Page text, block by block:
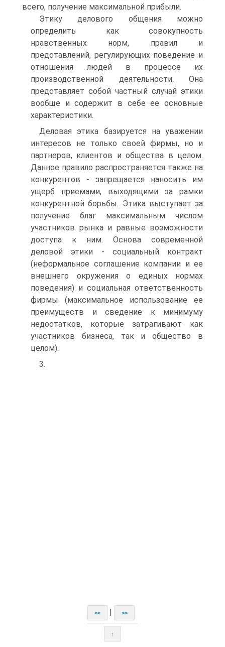
всего, получение максимальной прибыли.
Этику делового общения можно
определить как совокупность
нравственных норм, правил и
представлений, регулирующих поведение и
отношения людей в процессе их
производственной деятельности. Она
представляет собой частный случай этики
вообще и содержит в себе ее основные
характеристики.
Деловая этика базируется на уважении
интересов не только своей фирмы, но и
партнеров, клиентов и общества в целом.
Данное правило распространяется также на
конкурентов - запрещается наносить им
ущерб приемами, выходящими за рамки
конкурентной борьбы. Этика выступает за
получение благ максимальным числом
участников рынка и равные возможности
доступа к ним. Основа современной
деловой этики - социальный контракт
(неформальное соглашение компании и ее
внешнего окружения о единых нормах
поведения) и социальная ответственность
фирмы (максимальное использование ее
преимуществ и сведение к минимуму
недостатков, которые затрагивают как
участников бизнеса, так и общество в
целом).
3.
<< >>
↑